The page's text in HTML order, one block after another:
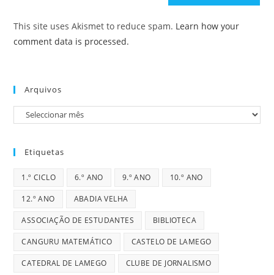
This site uses Akismet to reduce spam. Learn how your
comment data is processed.
Arquivos
Arquivos
Etiquetas
1.º CICLO 6.º ANO 9.º ANO 10.º ANO
12.º ANO ABADIA VELHA
ASSOCIAÇÃO DE ESTUDANTES BIBLIOTECA
CANGURU MATEMÁTICO CASTELO DE LAMEGO
CATEDRAL DE LAMEGO CLUBE DE JORNALISMO